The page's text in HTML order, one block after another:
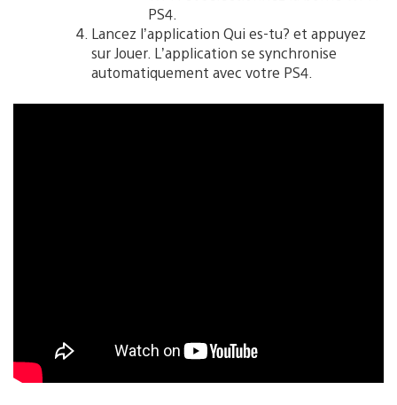
PS4.
Lancez l’application Qui es-tu? et appuyez
sur Jouer. L’application se synchronise
automatiquement avec votre PS4.